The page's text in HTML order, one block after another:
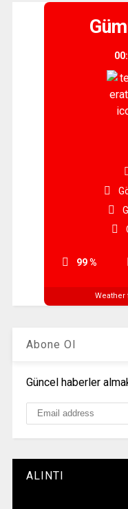
99 %
Weather
Abone Ol
Güncel haberler
ALINTI